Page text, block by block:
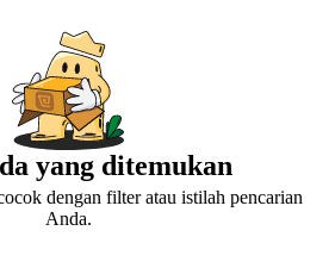
yang ditemukan
dengan filter atau istilah pencarian
Anda.